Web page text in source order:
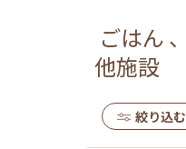
ごはん 、
他施設
絞り込む